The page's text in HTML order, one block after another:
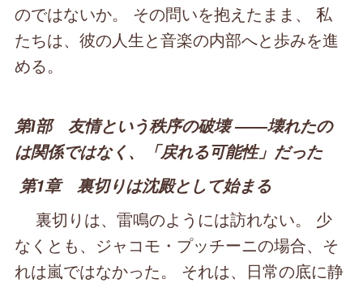
のではないか。 その問いを抱えたまま、 私
たちは、彼の人生と音楽の内部へと歩みを進
める。
第Ⅰ部 友情という秩序の破壊 ――壊れたの
は関係ではなく、「戻れる可能性」だった
第1章 裏切りは沈殿として始まる
裏切りは、雷鳴のようには訪れない。 少
なくとも、ジャコモ・プッチーニの場合、そ
れは嵐ではなかった。 それは、日常の底に静